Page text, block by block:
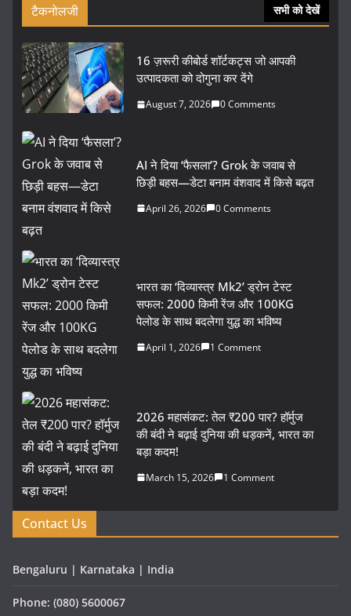
टैकनोलजी सभी को देखें
16 ज़रूरी कीबोर्ड शॉर्टकट्स जो आपकी
उत्पादकता को दोगुना कर देंगे
August 7, 2026 0 Comments
AI ने दिया ‘फैसला’? Grok के जवाब से
छिड़ी बहस—डेटा बनाम वंशवाद में किसे बढ़त
April 26, 2026 0 Comments
भारत का ‘दिव्यास्त्र Mk2’ ड्रोन टेस्ट
सफल: 2000 किमी रेंज और 100KG
पेलोड के साथ बदलेगा युद्ध का भविष्य
April 1, 2026 1 Comment
2026 महासंकट: तेल ₹200 पार? हॉर्मुज
की बंदी ने बढ़ाई दुनिया की धड़कनें, भारत का
बड़ा कदम!
March 15, 2026 1 Comment
Contact Us
Bengaluru | Karnataka | India
Phone: (080) 5600067